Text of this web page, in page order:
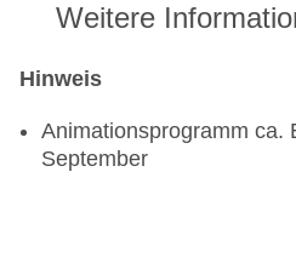
Weitere
Hinweis
Animationsprogramm ca.
September